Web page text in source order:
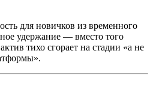
для новичков из временного
удержание — вместо того
тихо сгорает на стадии «а не